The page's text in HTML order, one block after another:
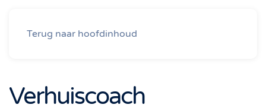
Terug naar hoofdinhoud
Seniorenraad Baarn
Verhuiscoach